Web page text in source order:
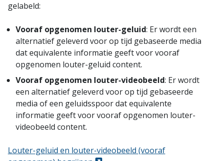
gelabeld:
Vooraf opgenomen louter-geluid: Er wordt een
alternatief geleverd voor op tijd gebaseerde media
dat equivalente informatie geeft voor vooraf
opgenomen louter-geluid content.
Vooraf opgenomen louter-videobeeld: Er wordt
een alternatief geleverd voor op tijd gebaseerde
media of een geluidsspoor dat equivalente
informatie geeft voor vooraf opgenomen louter-
videobeeld content.
Louter-geluid en louter-videobeeld (vooraf